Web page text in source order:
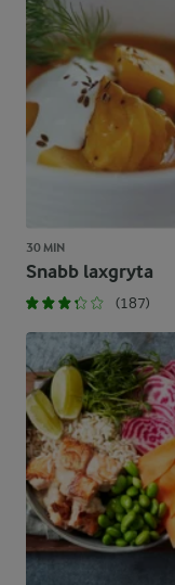
30 MIN
Snabb laxgryta
(187)